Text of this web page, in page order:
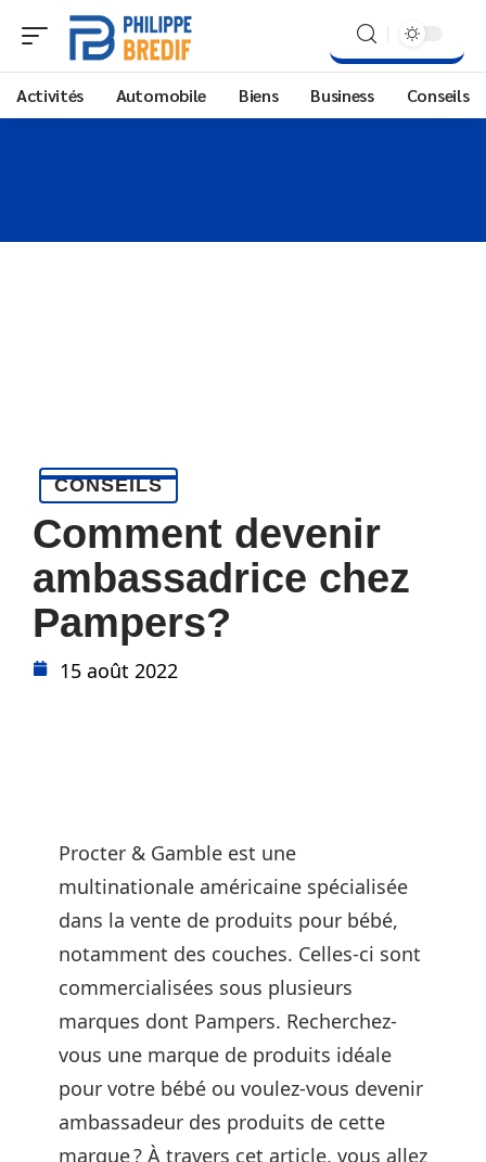
Activités Automobile Biens Business Conseils
CONSEILS
Comment devenir
ambassadrice chez
Pampers?
15 août 2022
Procter & Gamble est une
multinationale américaine spécialisée
dans la vente de produits pour bébé,
notamment des couches. Celles-ci sont
commercialisées sous plusieurs
marques dont Pampers. Recherchez-
vous une marque de produits idéale
pour votre bébé ou voulez-vous devenir
ambassadeur des produits de cette
marque ? À travers cet article, vous allez